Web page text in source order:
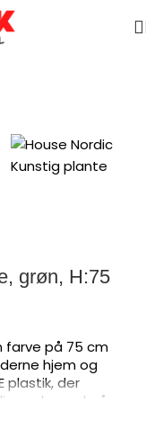
grøn, H:75
farve på 75 cm
hjem og
plastik, der
udseende år
til brug – ingen
både indendørs